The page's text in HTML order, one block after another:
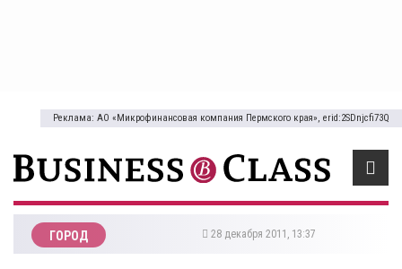
Реклама: АО «Микрофинансовая компания Пермского края», erid:2SDnjcfi73Q
ГОРОД 28 декабря 2011, 13:37